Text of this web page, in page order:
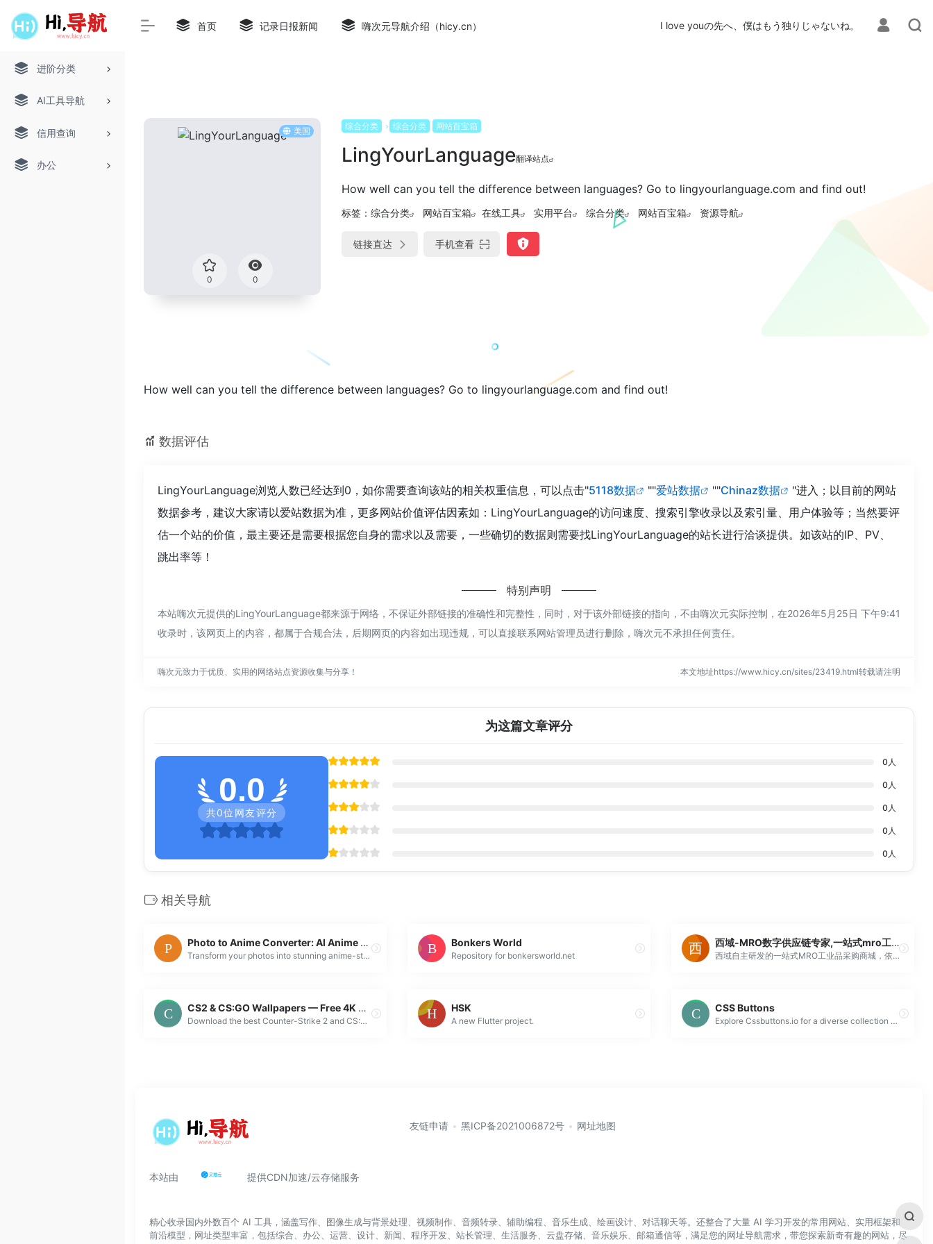
进阶分类
AI工具导航
信用查询
办公
首页 记录日报新闻 嗨次元导航介绍（hicy.cn） I love youの先へ、僕はもう独りじゃないね。
美国
0 0
综合分类 综合分类 网站百宝箱
LingYourLanguage翻译站点
How well can you tell the difference between languages? Go to lingyourlanguage.com and find out!
标签： 综合分类 网站百宝箱 在线工具 实用平台 综合分类 网站百宝箱 资源导航
链接直达 手机查看
How well can you tell the difference between languages? Go to lingyourlanguage.com and find out!
数据评估
LingYourLanguage浏览人数已经达到0，如你需要查询该站的相关权重信息，可以点击"5118数据 ""爱站数据 ""Chinaz数据
"进入；以目前的网站
数据参考，建议大家请以爱站数据为准，更多网站价值评估因素如：LingYourLanguage的访问速度、搜索引擎收录以及索引量、用户体验等；当然要评
估一个站的价值，最主要还是需要根据您自身的需求以及需要，一些确切的数据则需要找LingYourLanguage的站长进行洽谈提供。如该站的IP、PV、
跳出率等！
特别声明
本站嗨次元提供的LingYourLanguage都来源于网络，不保证外部链接的准确性和完整性，同时，对于该外部链接的指向，不由嗨次元实际控制，在2026年5月25日 下午9:41
收录时，该网页上的内容，都属于合规合法，后期网页的内容如出现违规，可以直接联系网站管理员进行删除，嗨次元不承担任何责任。
嗨次元致力于优质、实用的网络站点资源收集与分享！ 本文地址https://www.hicy.cn/sites/23419.html转载请注明
为这篇文章评分
0.0
共0位网友评分
0 人
0 人
0 人
0 人
0 人
相关导航
Photo to Anime Converter: AI Anime Filter Online
Transform your photos into stunning anime-style art with our AI-powered filter. Fast, easy, and free. Experience the anime transformation now!
Bonkers World
Repository for bonkersworld.net
西域-MRO数字供应链专家,一站式mro工业品采购商城
西域自主研发的一站式MRO工业品采购商城，依托百万产品连接十万级客户和数千供应商，通过自主知识产权的自动分单、派单系统及上下游对接技术形成B2B在线闭环交易，对产品、报价、订单、执行跟踪、物流等信息进行集成化管理，西域作为MRO数字供应链专家，志在连接企业一切核心需要。
CS2 & CS:GO Wallpapers — Free 4K Gaming Wallpapers
Download the best Counter-Strike 2 and CS:GO wallpapers for free. High quality 4K, 1080p CS2 wallpapers uploaded by the community.
HSK
A new Flutter project.
CSS Buttons
Explore Cssbuttons.io for a diverse collection of over 100 unique button styles. Get the code you need to enhance your web projects with stylish, func...
本站由 提供CDN加速/云存储服务
友链申请 黑ICP备2021006872号 网址地图
精心收录国内外数百个 AI 工具，涵盖写作、图像生成与背景处理、视频制作、音频转录、辅助编程、音乐生成、绘画设计、对话聊天等。还整合了大量 AI 学习开发的常用网站、实用框架和
前沿模型，网址类型丰富，包括综合、办公、运营、设计、新闻、程序开发、站长管理、生活服务、云盘存储、音乐娱乐、邮箱通信等，满足您的网址导航需求，带您探索新奇有趣的网站，尽